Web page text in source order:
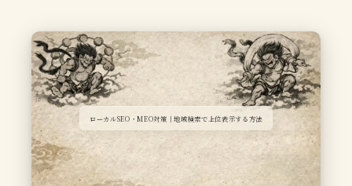
ローカルSEO・MEO対策｜地域検索で上位表示する方法